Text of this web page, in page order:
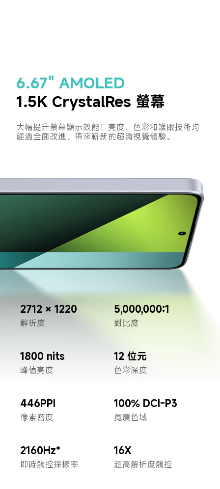
6.67" AMOLED
1.5K CrystalRes 螢幕
大幅提升螢幕顯示效能！亮度、色彩和護眼技術均
經過全面改進，帶來嶄新的超清視覺體驗。
2712 × 1220
解析度
5,000,000:1
對比度
1800 nits
峰值亮度
12 位元
色彩深度
446PPI
像素密度
100% DCI-P3
寬廣色域
2160Hz*
即時觸控採樣率
16X
超高解析度觸控